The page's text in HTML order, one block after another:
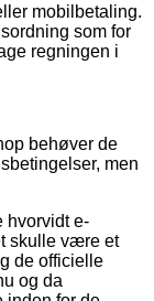
mobilbetaling.
som for
regningen i
behøver de
men
hvorvidt e-
skulle være et
de officielle
og da